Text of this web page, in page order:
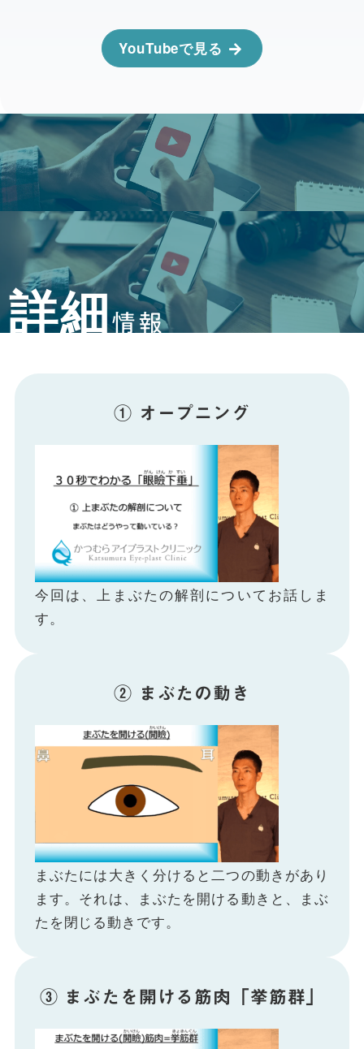
YouTubeで見る
詳細情報
① オープニング
今回は、上まぶたの解剖についてお話しま
す。
② まぶたの動き
まぶたには大きく分けると二つの動きがあり
ます。それは、まぶたを開ける動きと、まぶ
たを閉じる動きです。
③ まぶたを開ける筋肉「挙筋群」